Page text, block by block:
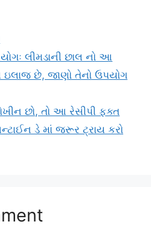
લીમડાની છાલ નો આ
છે, જાણો તેનો ઉપયોગ
છો, તો આ રેસીપી ફક્ત
ડે માં જરૂર ટ્રાય કરો